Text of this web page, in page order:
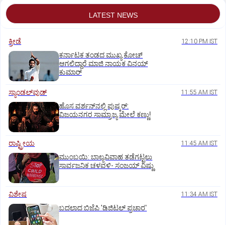
LATEST NEWS
ಕ್ರೀಡೆ 12:10 PM IST
ಕರ್ನಾಟಕ ತಂಡದ ಮುಖ್ಯ ಕೋಚ್‌
ಆಗಲಿದ್ದಾರೆ ಮಾಜಿ ನಾಯಕ ವಿನಯ್‌
ಕುಮಾರ್
ಸ್ಯಾಂಡಲ್‌ವುಡ್‌ 11:55 AM IST
ಹೊಸ ವರ್ಶನ್‌ನಲ್ಲಿ ಪುಷ್ಕರ್‌:
ವಿಜಯನಗರ ಸಾಮ್ರಾಜ್ಯ ಮೇಲೆ ಕಣ್ಣು!
ರಾಷ್ಟ್ರೀಯ 11:45 AM IST
ಮುಂಬಯಿ: ಬಾಲ್ಯವಿವಾಹ ತಡೆಗಟ್ಟಲು
ಸಾರ್ವಜನಿಕ ಚಳವಳಿ- ಸಂಜಯ್‌ ವಿಷ್ಣು
ವಿಶೇಷ 11:34 AM IST
ಬದಲಾದ ಬಿಜೆಪಿ 'ಡಿಜಿಟಲ್‌ ಪ್ರಚಾರ'